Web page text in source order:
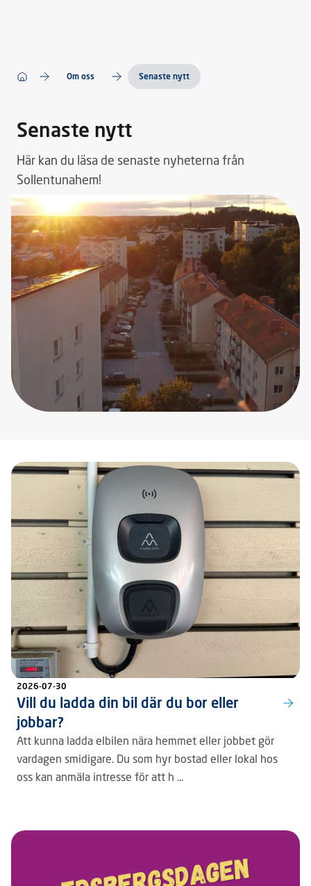
Om oss Senaste nytt
Senaste nytt
Här kan du läsa de senaste nyheterna från
Sollentunahem!
2026-07-30
Vill du ladda din bil där du bor eller
jobbar?
Att kunna ladda elbilen nära hemmet eller jobbet gör
vardagen smidigare. Du som hyr bostad eller lokal hos
oss kan anmäla intresse för att h ...